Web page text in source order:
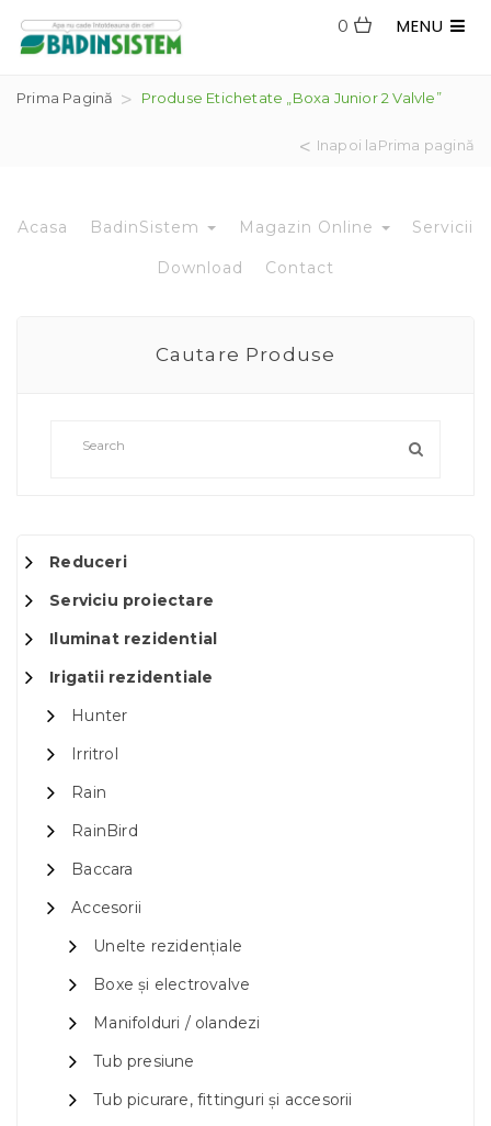
MENU
0
Prima Pagină Produse Etichetate „boxa Junior 2 Valvle”
Inapoi laPrima pagină
Acasa BadinSistem Magazin Online Servicii
Download Contact
Cautare Produse
Reduceri
Serviciu proiectare
Iluminat rezidential
Irigatii rezidentiale
Hunter
Irritrol
Rain
RainBird
Baccara
Accesorii
Unelte rezidențiale
Boxe și electrovalve
Manifolduri / olandezi
Tub presiune
Tub picurare, fittinguri și accesorii